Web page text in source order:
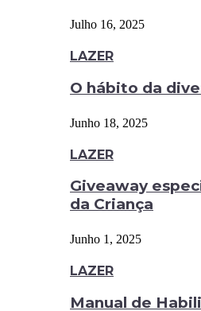
Julho 16, 2025
LAZER
O hábito da
Junho 18, 2025
LAZER
Giveaway
da Criança
Junho 1, 2025
LAZER
Manual de